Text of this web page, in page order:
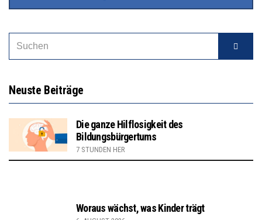
Neuste Beiträge
Die ganze Hilflosigkeit des
Bildungsbürgertums
7 STUNDEN HER
Woraus wächst, was Kinder trägt